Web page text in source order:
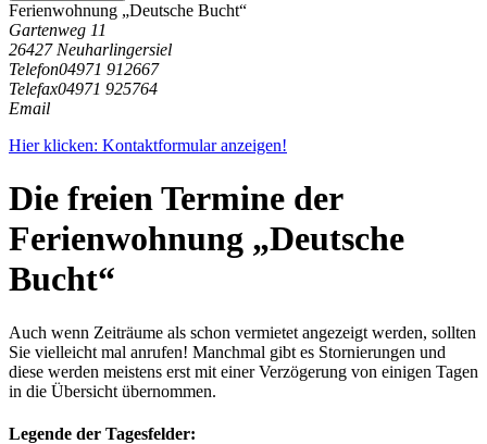
Ferienwohnung „Deutsche Bucht“
Gartenweg 11
26427 Neuharlingersiel
Telefon04971 912667
Telefax04971 925764
Email
Hier klicken: Kontaktformular anzeigen!
Die freien Termine der
Ferienwohnung „Deutsche
Bucht“
Auch wenn Zeiträume als schon vermietet angezeigt werden, sollten
Sie vielleicht mal anrufen! Manchmal gibt es Stornierungen und
diese werden meistens erst mit einer Verzögerung von einigen Tagen
in die Übersicht übernommen.
Legende der Tagesfelder: